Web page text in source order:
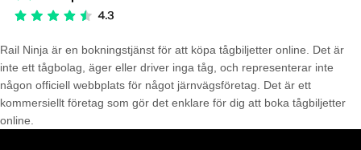
Rail Ninja är en bokningstjänst för att köpa tågbiljetter online. Det är
inte ett tågbolag, äger eller driver inga tåg, och representerar inte
någon officiell webbplats för något järnvägsföretag. Det är ett
kommersiellt företag som gör det enklare för dig att boka tågbiljetter
online.